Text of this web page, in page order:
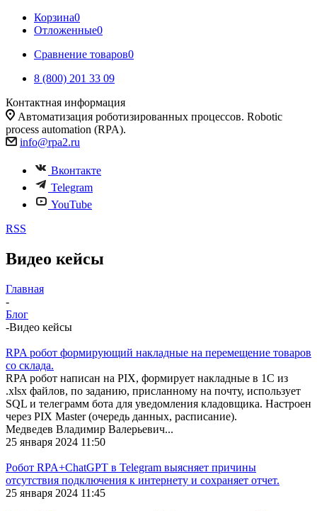
Корзина0
Отложенные0
Сравнение товаров0
8 (800) 201 33 09
Контактная информация
Автоматизация роботизированных процессов. Robotic
process automation (RPA).
info@rpa2.ru
Вконтакте
Telegram
YouTube
RSS
Видео кейсы
Главная
-
Блог
-Видео кейсы
RPA робот формирующий накладные на перемещение товаров
со склада.
RPA робот написан на PIX, формирует накладные в 1С из
.xlsx файлов, по заданию, присланному на почту, использует
SQL и телеграмм бота для уведомления кладовщика. Настроен
через PIX Master (очередь данных, расписание).
Медведев Владимир Валерьевич...
25 января 2024 11:50
Робот RPA+ChatGPT в Telegram выясняет причины
отсутствия подключения к интернету и сохраняет отчет.
25 января 2024 11:45